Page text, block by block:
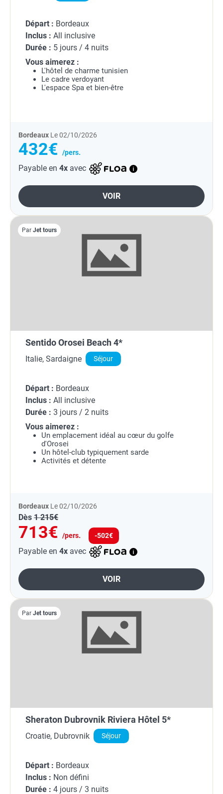
Départ : Bordeaux
Inclus : All inclusive
Durée : 5 jours / 4 nuits
Vous aimerez :
L'hôtel de charme tunisien
Le cadre verdoyant
L'espace Spa et bien-être
Bordeaux Le 02/10/2026
432€ /pers.
Payable en 4x avec
VOIR
Par Jet tours
Sentido Orosei Beach 4*
Italie, Sardaigne Séjour
Départ : Bordeaux
Inclus : All inclusive
Durée : 3 jours / 2 nuits
Vous aimerez :
Un emplacement idéal au cœur du golfe
d'Orosei
Un hôtel-club typiquement sarde
Activités et détente
Bordeaux Le 02/10/2026
Dès 1 215€
713€ /pers. -502€
Payable en 4x avec
VOIR
Par Jet tours
Sheraton Dubrovnik Riviera Hôtel 5*
Croatie, Dubrovnik Séjour
Départ : Bordeaux
Inclus : Non défini
Durée : 4 jours / 3 nuits